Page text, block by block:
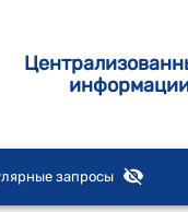
запросы